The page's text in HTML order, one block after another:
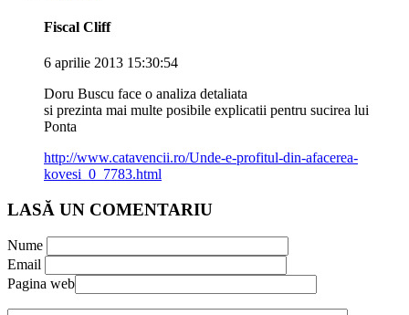
Fiscal Cliff
6 aprilie 2013 15:30:54
Doru Buscu face o analiza detaliata
si prezinta mai multe posibile explicatii pentru sucirea lui
Ponta
http://www.catavencii.ro/Unde-e-profitul-din-afacerea-
kovesi_0_7783.html
LASĂ UN COMENTARIU
Nume
Email
Pagina web